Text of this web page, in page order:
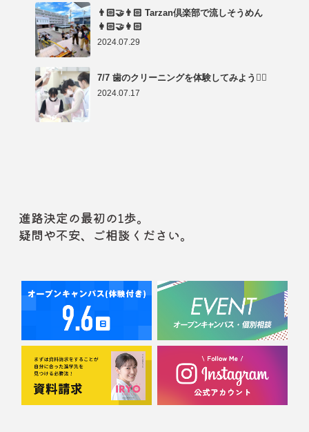
👨🏻‍🤝‍👨🏻 Tarzan倶楽部で流しそうめん
👩🏻‍🤝‍👩🏻
2024.07.29
7/7 歯のクリーニングを体験してみよう👩‍⚕️
2024.07.17
進路決定の最初の1歩。
疑問や不安、ご相談ください。